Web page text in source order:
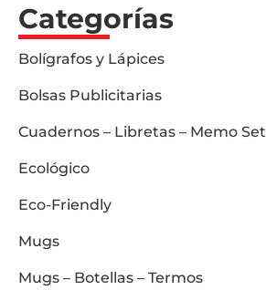
Categorías
Bolígrafos y Lápices
Bolsas Publicitarias
Cuadernos – Libretas – Memo Set
Ecológico
Eco-Friendly
Mugs
Mugs – Botellas – Termos